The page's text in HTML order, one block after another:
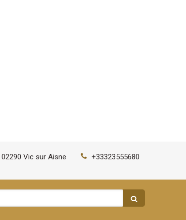
02290 Vic sur Aisne +33323555680